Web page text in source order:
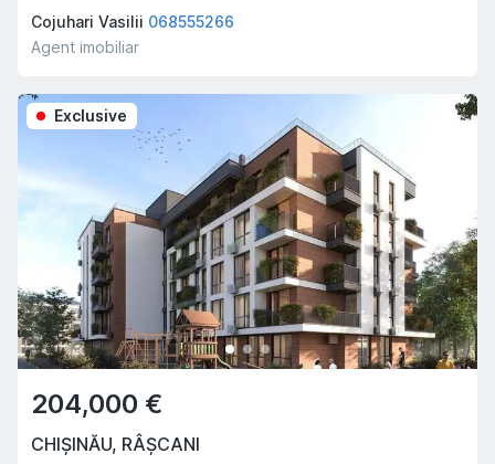
Cojuhari Vasilii 068555266
Agent imobiliar
Exclusive
204,000 €
CHIȘINĂU, RÂȘCANI